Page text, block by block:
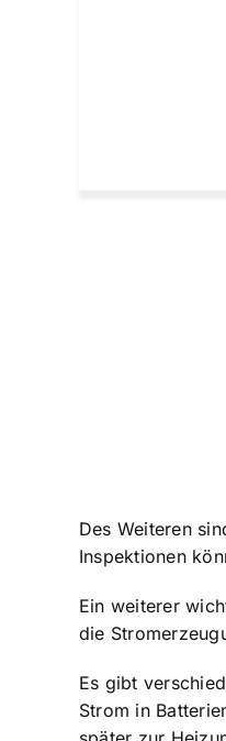
Des Weiteren
Inspektionen
Ein weiterer
die
Es gibt
Strom in